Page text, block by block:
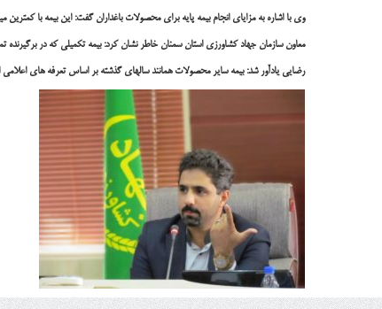
وی با اشاره به مزایای انجام بیمه پایه برای محصولات باغداران گفت: این بیمه با
معاون سازمان جهاد کشاورزی استان سمنان خاطر نشان کرد: بیمه تکمیلی که در
رضایی یادآور شد: بیمه سایر محصولات همانند سالهای گذشته بر اساس تعرفه های